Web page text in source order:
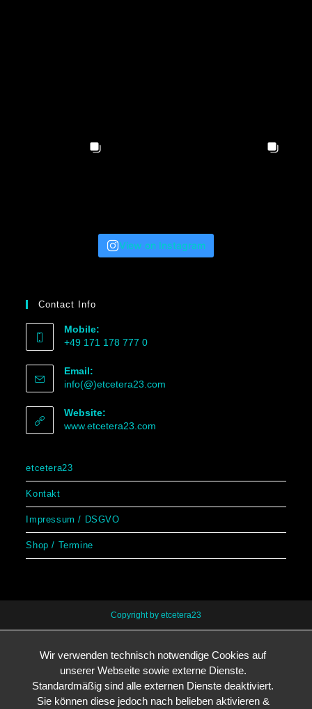
View on Instagram
Contact Info
Mobile:
+49 171 178 777 0
Email:
info(@)etcetera23.com
Website:
www.etcetera23.com
etcetera23
Kontakt
Impressum / DSGVO
Shop / Termine
Copyright by etcetera23
Wir verwenden technisch notwendige Cookies auf
unserer Webseite sowie externe Dienste.
Standardmäßig sind alle externen Dienste deaktiviert.
Sie können diese jedoch nach belieben aktivieren &